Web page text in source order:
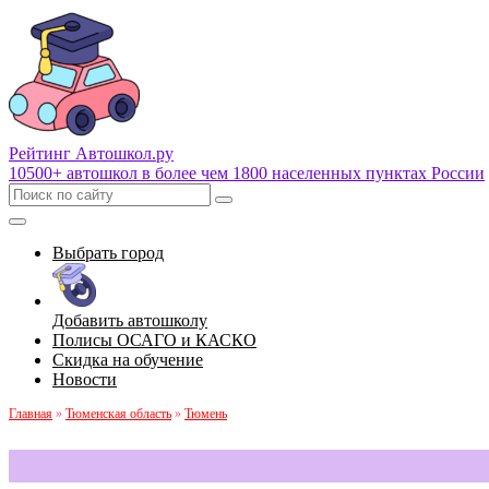
Рейтинг Автошкол.ру
10500+ автошкол в более чем 1800 населенных пунктах России
Выбрать город
Добавить автошколу
Полисы ОСАГО и КАСКО
Скидка на обучение
Новости
Главная » Тюменская область » Тюмень